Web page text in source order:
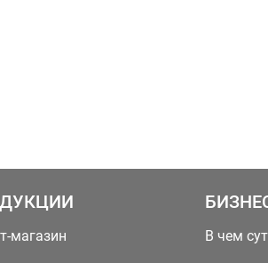
магазин В чем